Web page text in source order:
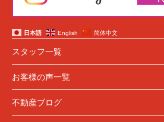
日本語 English 简体中文
スタッフ一覧
お客様の声一覧
不動産ブログ